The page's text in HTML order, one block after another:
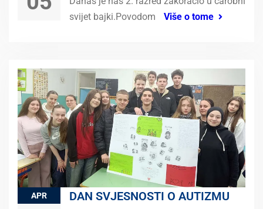
svijet bajki.Povodom
Više o tome
APR DAN SVJESNOSTI O AUTIZMU